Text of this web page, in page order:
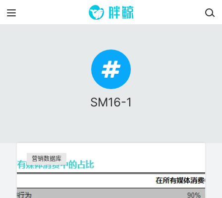
SM16-1
营销数据库